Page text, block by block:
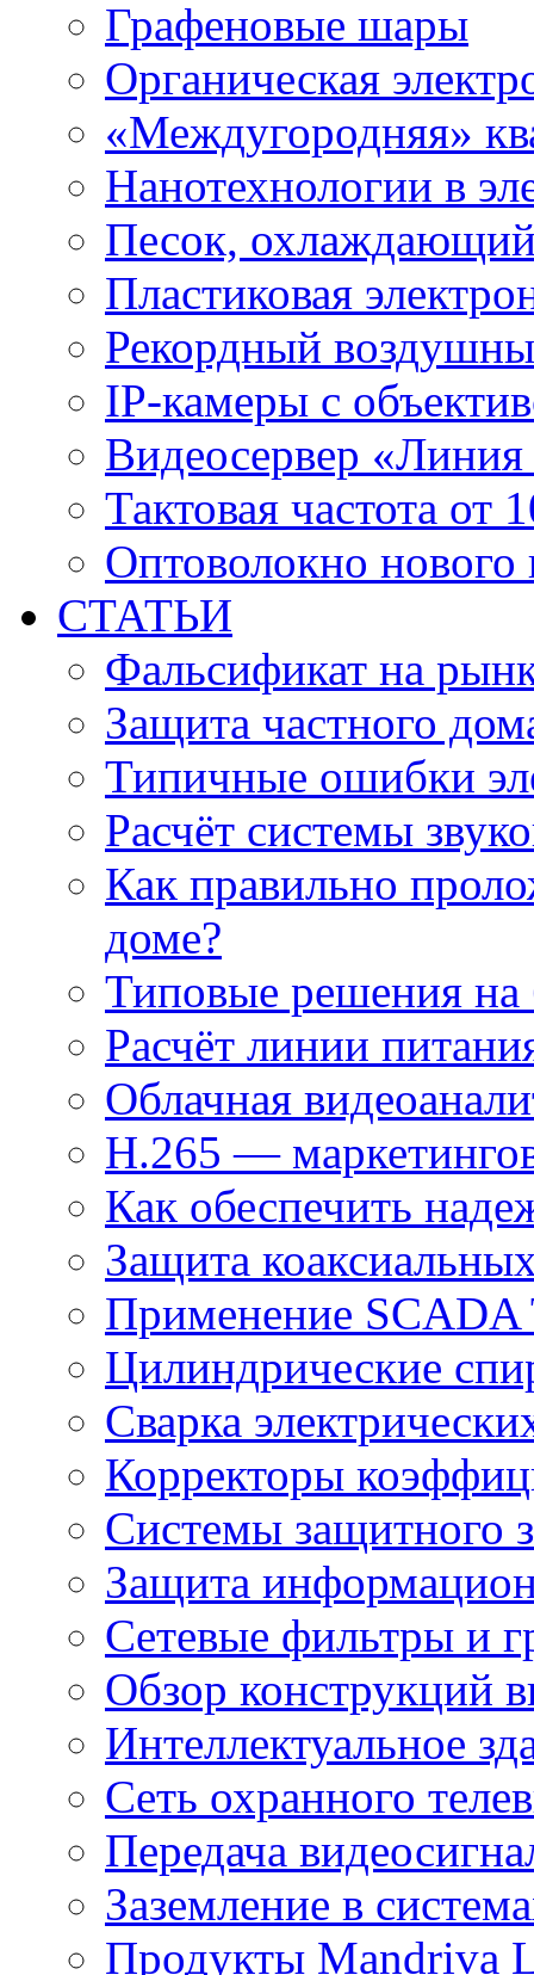
Графеновые шары
Органическая
«Междугородняя»
Нанотехнологии в
Песок, охлаждающий
Пластиковая
Рекордный
IP-камеры с
Видеосервер
Тактовая частота от
Оптоволокно нового
СТАТЬИ
Фальсификат на
Защита частного
Типичные ошибки
Расчёт системы
Как правильно
доме?
Типовые решения на
Расчёт линии
Облачная
H.265 —
Как обеспечить
Защита
Применение
Цилиндрические
Сварка
Корректоры
Системы защитного
Защита
Сетевые фильтры и
Обзор конструкций
Интеллектуальное
Cеть охранного
Передача
Заземление в
Продукты Mandriva